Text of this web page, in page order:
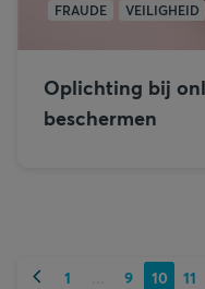
FRAUDE VEILIGHEID
Oplichting bij
beschermen
Vorige 1 9 10 11